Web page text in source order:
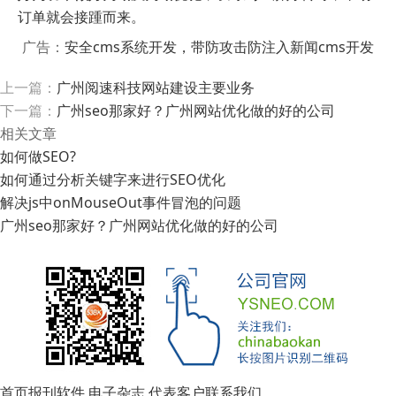
订单就会接踵而来。
广告： 安全cms系统开发，带防攻击防注入新闻cms开发
上一篇： 广州阅速科技网站建设主要业务
下一篇： 广州seo那家好？广州网站优化做的好的公司
相关文章
如何做SEO?
如何通过分析关键字来进行SEO优化
解决js中onMouseOut事件冒泡的问题
广州seo那家好？广州网站优化做的好的公司